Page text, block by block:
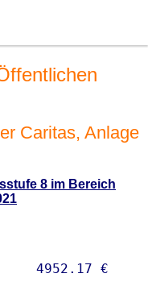
Caritas, Anlage
8 im Bereich